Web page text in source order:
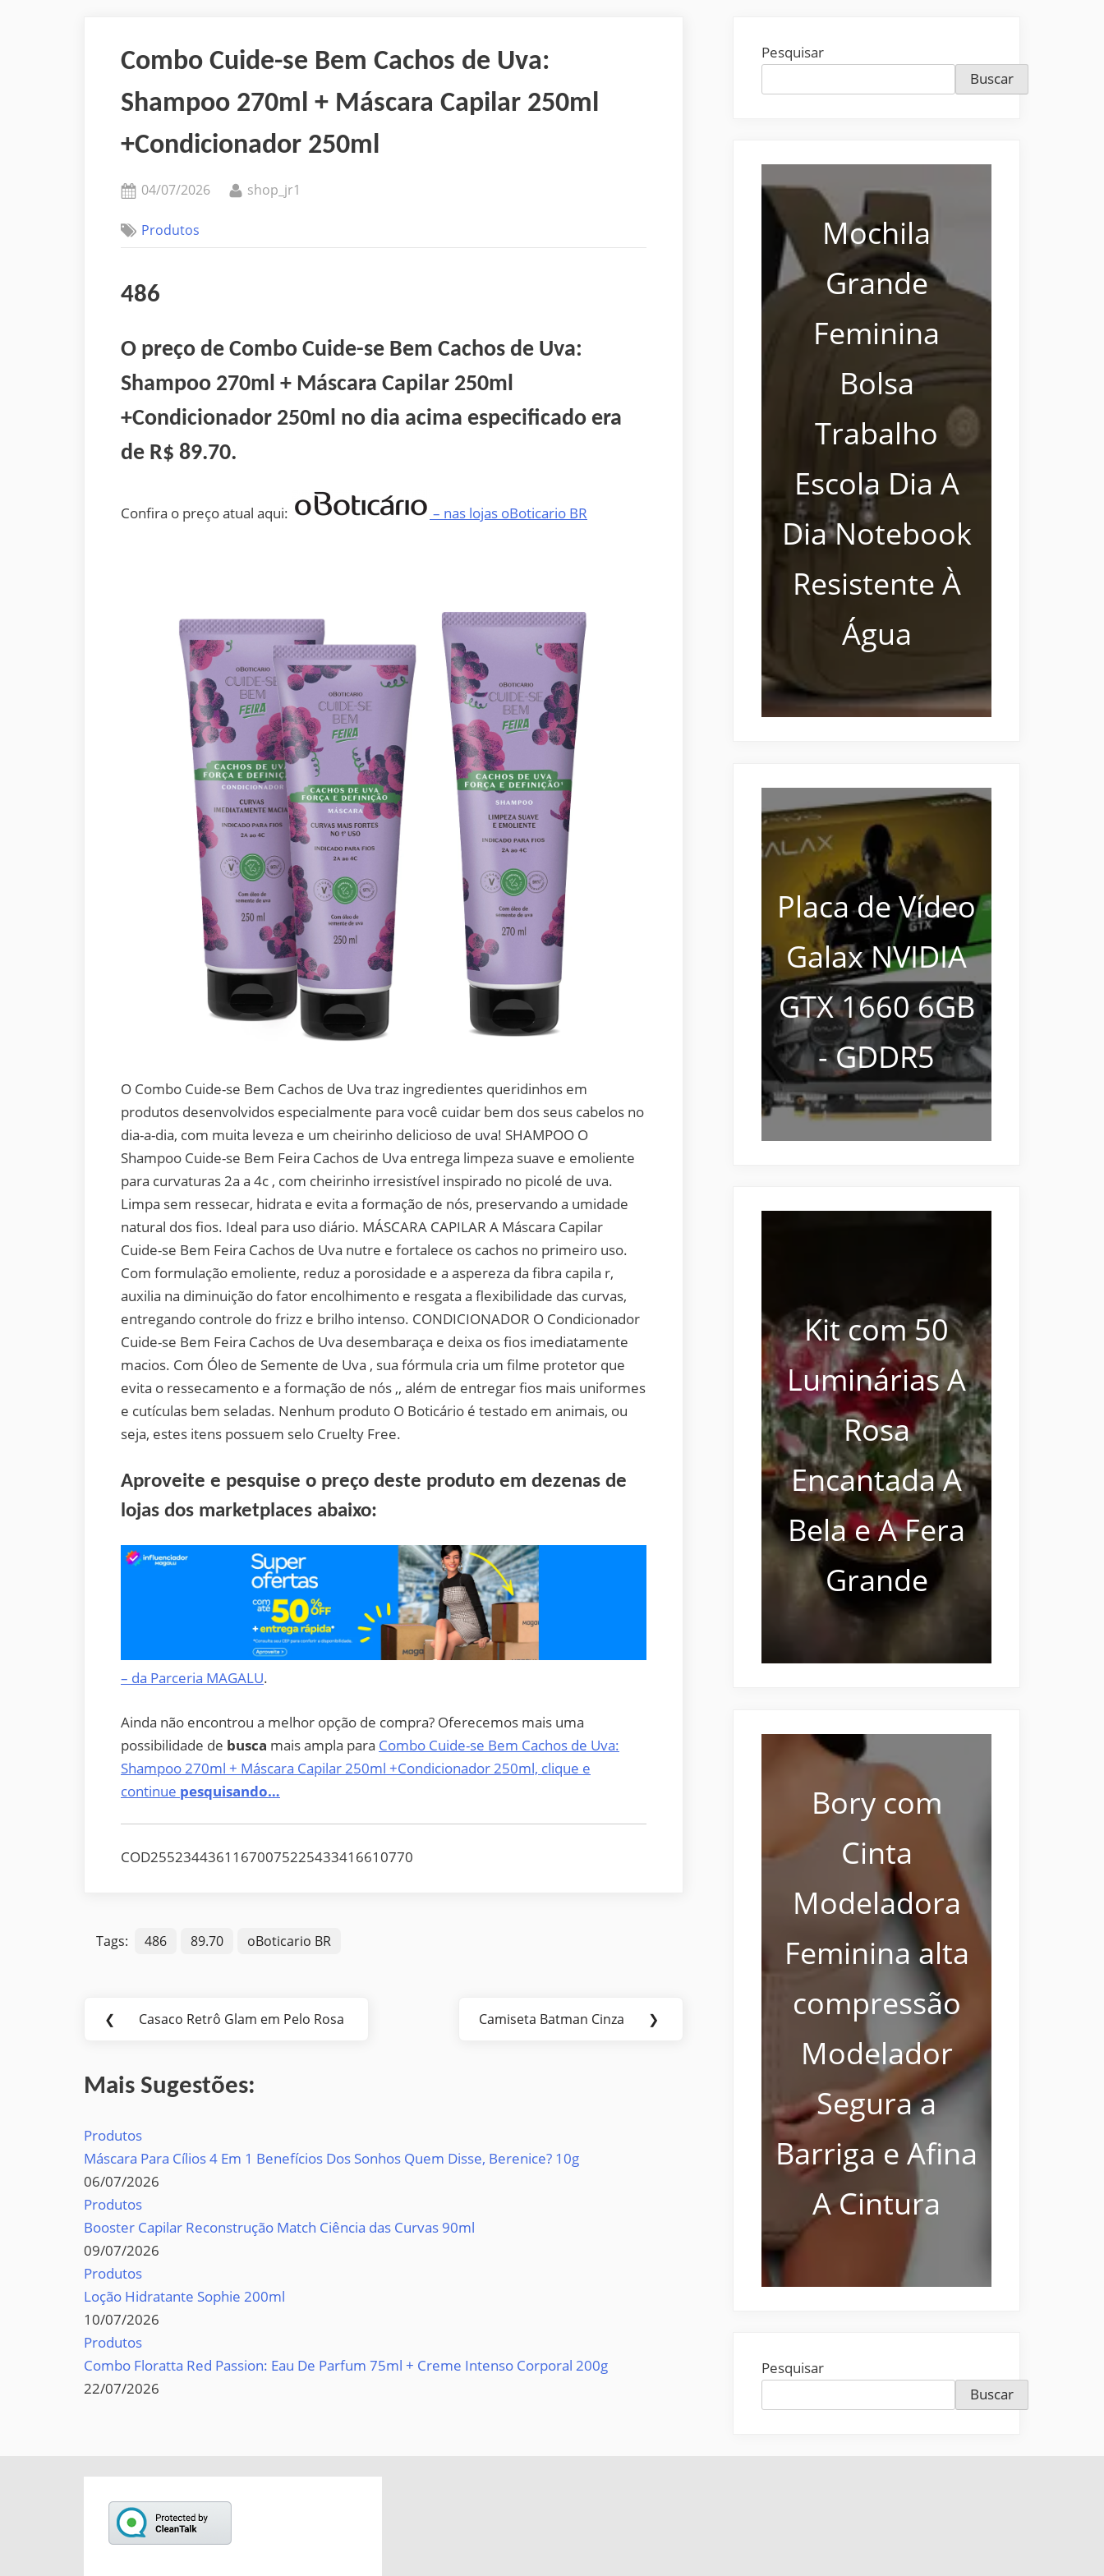
Combo Cuide-se Bem Cachos de Uva:
Shampoo 270ml + Máscara Capilar 250ml
+Condicionador 250ml
Posted
04/07/2026 By
shop_jr1
Produtos
486
O preço de Combo Cuide-se Bem Cachos de Uva:
Shampoo 270ml + Máscara Capilar 250ml
+Condicionador 250ml no dia acima especificado era
de R$ 89.70.
Confira o preço atual aqui: – nas lojas oBoticario BR
O Combo Cuide-se Bem Cachos de Uva traz ingredientes queridinhos em
produtos desenvolvidos especialmente para você cuidar bem dos seus cabelos no
dia-a-dia, com muita leveza e um cheirinho delicioso de uva! SHAMPOO O
Shampoo Cuide-se Bem Feira Cachos de Uva entrega limpeza suave e emoliente
para curvaturas 2a a 4c , com cheirinho irresistível inspirado no picolé de uva.
Limpa sem ressecar, hidrata e evita a formação de nós, preservando a umidade
natural dos fios. Ideal para uso diário. MÁSCARA CAPILAR A Máscara Capilar
Cuide-se Bem Feira Cachos de Uva nutre e fortalece os cachos no primeiro uso.
Com formulação emoliente, reduz a porosidade e a aspereza da fibra capila r,
auxilia na diminuição do fator encolhimento e resgata a flexibilidade das curvas,
entregando controle do frizz e brilho intenso. CONDICIONADOR O Condicionador
Cuide-se Bem Feira Cachos de Uva desembaraça e deixa os fios imediatamente
macios. Com Óleo de Semente de Uva , sua fórmula cria um filme protetor que
evita o ressecamento e a formação de nós ,, além de entregar fios mais uniformes
e cutículas bem seladas. Nenhum produto O Boticário é testado em animais, ou
seja, estes itens possuem selo Cruelty Free.
Aproveite e pesquise o preço deste produto em dezenas de
lojas dos marketplaces abaixo:
– da Parceria MAGALU.
Ainda não encontrou a melhor opção de compra? Oferecemos mais uma
possibilidade de busca mais ampla para Combo Cuide-se Bem Cachos de Uva:
Shampoo 270ml + Máscara Capilar 250ml +Condicionador 250ml, clique e
continue pesquisando…
COD25523443611670075225433416610770
Tags: 486 89.70 oBoticario BR
Navegação
Post
❮
Previous
Casaco Retrô Glam em Pelo Rosa
Next
Camiseta Batman Cinza ❯
Mais Sugestões:
Produtos
Máscara Para Cílios 4 Em 1 Benefícios Dos Sonhos Quem Disse, Berenice? 10g
06/07/2026
Produtos
Booster Capilar Reconstrução Match Ciência das Curvas 90ml
09/07/2026
Produtos
Loção Hidratante Sophie 200ml
10/07/2026
Produtos
Combo Floratta Red Passion: Eau De Parfum 75ml + Creme Intenso Corporal 200g
22/07/2026
Pesquisar
Buscar
Mochila
Grande
Feminina
Bolsa
Trabalho
Escola Dia A
Dia Notebook
Resistente À
Água
Placa de Vídeo
Galax NVIDIA
GTX 1660 6GB
- GDDR5
Kit com 50
Luminárias A
Rosa
Encantada A
Bela e A Fera
Grande
Bory com
Cinta
Modeladora
Feminina alta
compressão
Modelador
Segura a
Barriga e Afina
A Cintura
Pesquisar
Buscar